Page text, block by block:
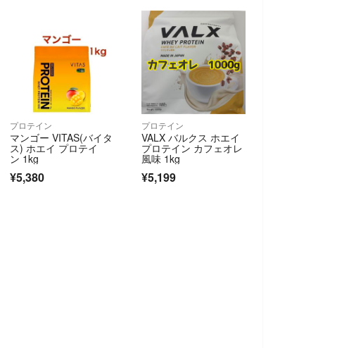
プロテイン
マンゴー VITAS(バイタ
ス) ホエイ プロテイ
ン 1kg
¥5,380
プロテイン
VALX バルクス ホエイ
プロテイン カフェオレ
風味 1kg
¥5,199